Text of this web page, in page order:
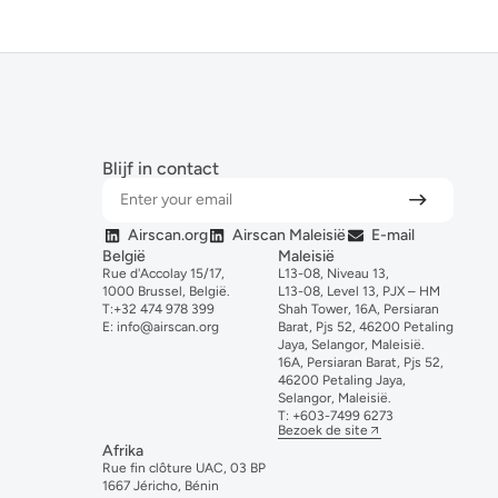
Blijf in contact
Airscan.org Airscan Maleisië
E-mail
België
Rue d'Accolay 15/17,
1000 Brussel, België.
T:+32 474 978 399
E: info@airscan.org
Maleisië
L13-08, Niveau 13,
L13-08, Level 13, PJX – HM
Shah Tower, 16A, Persiaran
Barat, Pjs 52, 46200 Petaling
Jaya, Selangor, Maleisië.
16A, Persiaran Barat, Pjs 52,
46200 Petaling Jaya,
Selangor, Maleisië.
T: +603-7499 6273
Bezoek de site
Afrika
Rue fin clôture UAC, 03 BP
1667 Jéricho, Bénin